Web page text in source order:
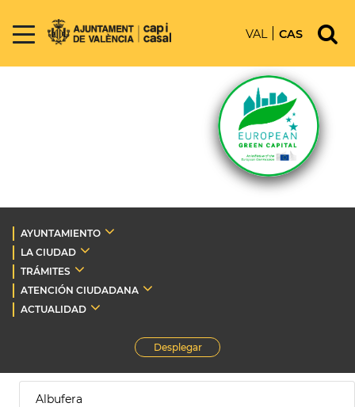
VAL CAS
AYUNTAMIENTO
LA CIUDAD
TRÁMITES
ATENCIÓN CIUDADANA
ACTUALIDAD
Desplegar
Albufera